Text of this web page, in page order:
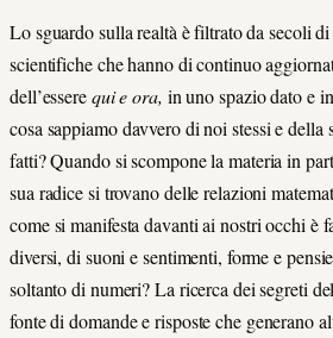
Lo sguardo sulla realtà è filtrato da secoli
scientifiche che hanno di continuo
dell’esserequi e ora, in uno spazio dato e
cosa sappiamo davvero di noi stessi e della
fatti? Quando si scompone la materia in
sua radice si trovano delle relazioni
come si manifesta davanti ai nostri occhi è
diversi, di suoni e sentimenti, forme e
soltanto di numeri? La ricerca dei segreti
fonte di domande e risposte che generano